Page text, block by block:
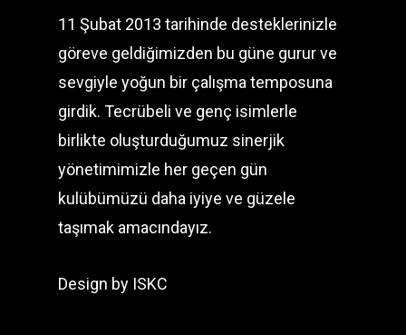
11 Şubat 2013 tarihinde desteklerinizle
göreve geldiğimizden bu güne gurur ve
sevgiyle yoğun bir çalışma temposuna
girdik. Tecrübeli ve genç isimlerle
birlikte oluşturduğumuz sinerjik
yönetimimizle her geçen gün
kulübümüzü daha iyiye ve güzele
taşımak amacındayız.
Design by ISKC